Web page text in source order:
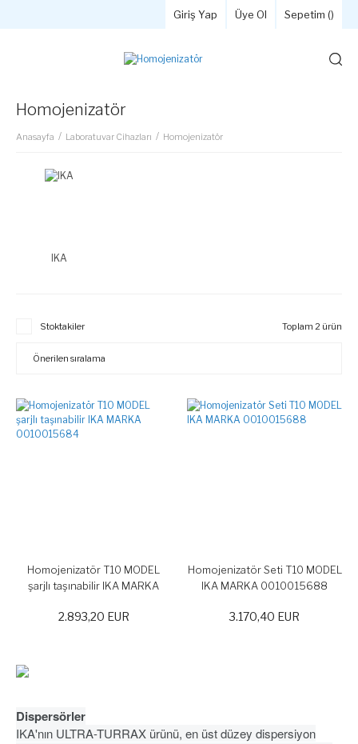
Giriş Yap Üye Ol Sepetim ()
Homojenizatör
Anasayfa Laboratuvar Cihazları Homojenizatör
IKA
Stoktakiler Toplam 2 ürün
Homojenizatör T10 MODEL
şarjlı taşınabilir IKA MARKA
2.893,20 EUR
Homojenizatör Seti T10 MODEL
IKA MARKA 0010015688
3.170,40 EUR
Dispersörler
IKA'nın ULTRA-TURRAX ürünü, en üst düzey dispersiyon